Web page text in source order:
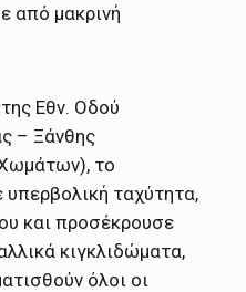
από μακρινή
Εθν. Οδού
– Ξάνθης
το
υπερβολική ταχύτητα,
και προσέκρουσε
κιγκλιδώματα,
όλοι οι